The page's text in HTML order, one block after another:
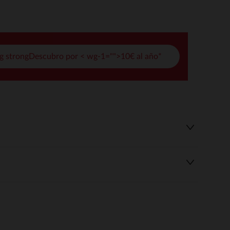
strongDescubro por < wg-1="">10€ al año*